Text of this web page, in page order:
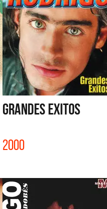
GRANDES EXITOS
2000